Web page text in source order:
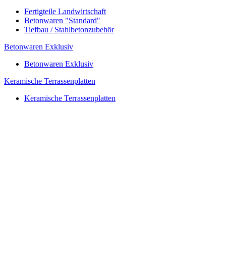
Fertigteile Landwirtschaft
Betonwaren "Standard"
Tiefbau / Stahlbetonzubehör
Betonwaren Exklusiv
Betonwaren Exklusiv
Keramische Terrassenplatten
Keramische Terrassenplatten